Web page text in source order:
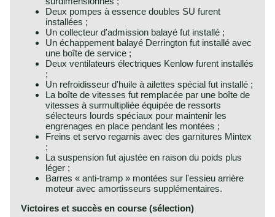
Deux pompes à essence doubles SU furent
installées ;
Un collecteur d'admission balayé fut installé ;
Un échappement balayé Derrington fut installé avec
une boîte de service ;
Deux ventilateurs électriques Kenlow furent installés
;
Un refroidisseur d'huile à ailettes spécial fut installé ;
La boîte de vitesses fut remplacée par une boîte de
vitesses à surmultipliée équipée de ressorts
sélecteurs lourds spéciaux pour maintenir les
engrenages en place pendant les montées ;
Freins et servo regarnis avec des garnitures Mintex
;
La suspension fut ajustée en raison du poids plus
léger ;
Barres « anti-tramp » montées sur l'essieu arrière
moteur avec amortisseurs supplémentaires.
Victoires et succès en course (sélection)